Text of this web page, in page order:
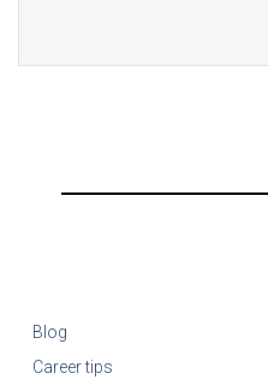
Blog
Career tips